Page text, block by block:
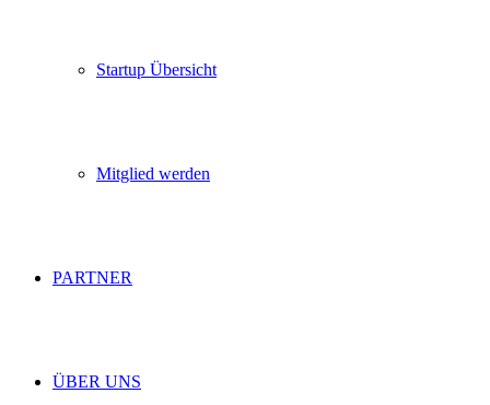
Startup Übersicht
Mitglied werden
PARTNER
ÜBER UNS